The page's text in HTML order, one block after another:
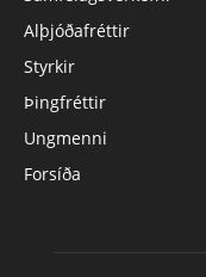
Alþjóðafréttir
Styrkir
Þingfréttir
Ungmenni
Forsíða